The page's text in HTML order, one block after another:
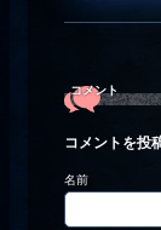
コメント
コメントを投
名前